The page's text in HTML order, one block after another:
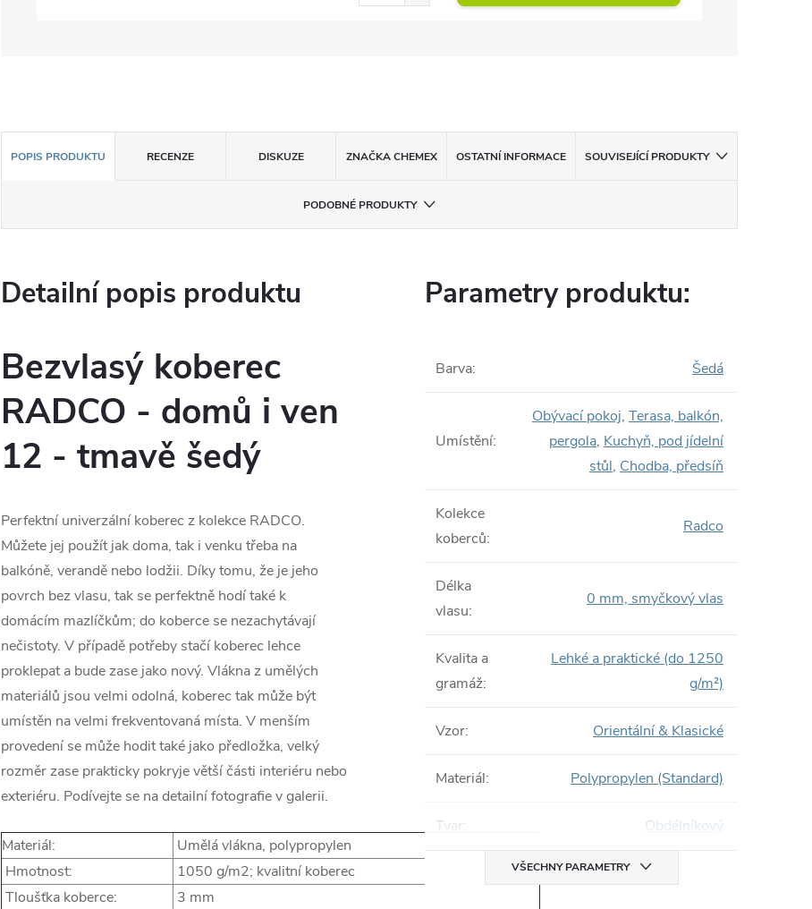
POPIS PRODUKTU RECENZE DISKUZE ZNAČKACHEMEX OSTATNÍ INFORMACE SOUVISEJÍCÍ PRODUKTY
PODOBNÉ PRODUKTY
Detailní popis produktu
Bezvlasý koberec
RADCO - domů i ven
12 - tmavě šedý
Perfektní univerzální koberec z kolekce RADCO.
Můžete jej použít jak doma, tak i venku třeba na
balkóně, verandě nebo lodžii. Díky tomu, že je jeho
povrch bez vlasu, tak se perfektně hodí také k
domácím mazlíčkům; do koberce se nezachytávají
nečistoty. V případě potřeby stačí koberec lehce
proklepat a bude zase jako nový. Vlákna z umělých
materiálů jsou velmi odolná, koberec tak může být
umístěn na velmi frekventovaná místa. V menším
provedení se může hodit také jako předložka, velký
rozměr zase prakticky pokryje větší části interiéru nebo
exteriéru. Podívejte se na detailní fotografie v galerii.
Materiál:
Umělá vlákna, polypropylen
Hmotnost:
1050 g/m2; kvalitní koberec
Tloušťka koberce:
3 mm
Parametry produktu:
Barva: Šedá
Umístění:
Obývací pokoj, Terasa, balkón,
pergola, Kuchyň, pod jídelní
stůl, Chodba, předsíň
Kolekce
koberců:
Radco
Délka
vlasu:
0 mm, smyčkový vlas
Kvalita a
gramáž:
Lehké a praktické (do 1250
g/m²)
Vzor: Orientální & Klasické
Materiál: Polypropylen (Standard)
Tvar: Obdélníkový
VŠECHNY PARAMETRY